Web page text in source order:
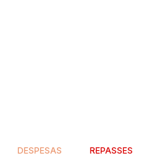
DESPESAS REPASSES